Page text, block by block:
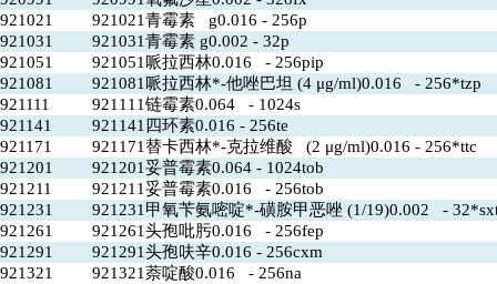
921021
921021青霉素 g0.016 - 256p
921031
921031青霉素 g0.002 - 32p
921051
921051哌拉西林0.016 - 256pip
921081
921081哌拉西林*-他唑巴坦 (4 μg/ml)0.016 - 256*tzp
921111
921111链霉素0.064 - 1024s
921141
921141四环素0.016 - 256te
921171
921171替卡西林*-克拉维酸 (2 μg/ml)0.016 - 256*ttc
921201
921201妥普霉素0.064 - 1024tob
921211
921211妥普霉素0.016 - 256tob
921231
921231甲氧苄氨嘧啶*-磺胺甲恶唑 (1/19)0.002 -
921261
921261头孢吡肟0.016 - 256fep
921291
921291头孢呋辛0.016 - 256cxm
921321
921321萘啶酸0.016 - 256na